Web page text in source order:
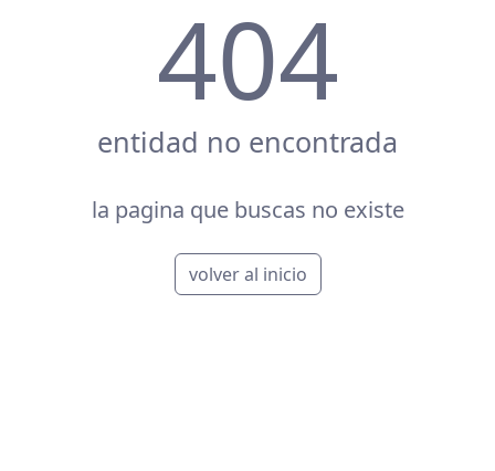
404
entidad no encontrada
la pagina que buscas no existe
volver al inicio